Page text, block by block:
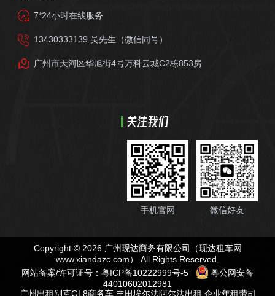
7*24小时在线服务
13430333139 吴先生（微信同号）
广州市天河区华旭街4号万科云城C2栋853房
关注我们
手机官网 微信好友
Copyright © 2026 广州现达商务有限公司（现达租车网
www.xiandazc.com） All Rights Reserved.
网站备案/许可证号： 粤ICP备10222999号-5
粤公网安备
44010602012981
广州出租别克GL8商务车, 丰田埃尔法阿尔法出租 企业年租带司